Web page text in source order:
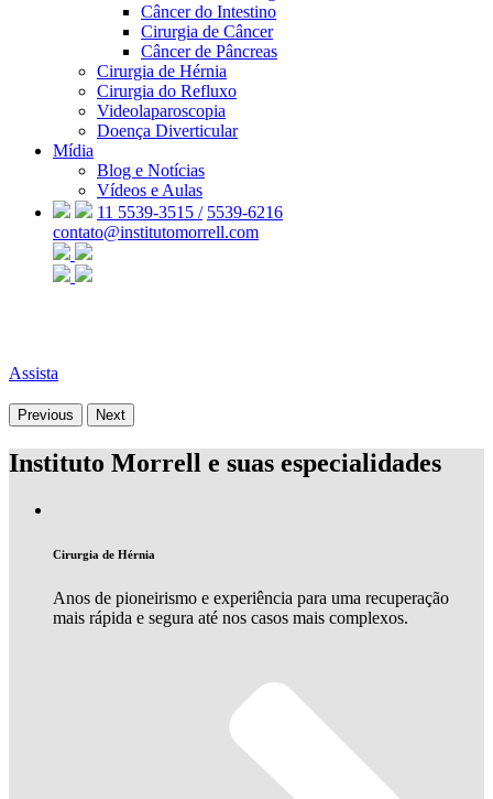
Câncer do Intestino
Cirurgia de Câncer
Câncer de Pâncreas
Cirurgia de Hérnia
Cirurgia do Refluxo
Videolaparoscopia
Doença Diverticular
Mídia
Blog e Notícias
Vídeos e Aulas
11 5539-3515 / 5539-6216
contato@institutomorrell.com
Assista
Previous Next
Instituto Morrell e suas especialidades
Cirurgia de Hérnia
Anos de pioneirismo e experiência para uma recuperação
mais rápida e segura até nos casos mais complexos.